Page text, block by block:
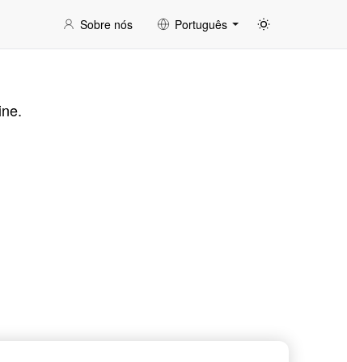
Sobre nós Português